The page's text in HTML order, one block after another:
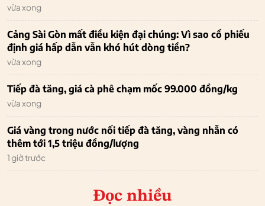
vừa xong
Cảng Sài Gòn mất điều kiện đại chúng: Vì sao cổ phiếu
định giá hấp dẫn vẫn khó hút dòng tiền?
vừa xong
Tiếp đà tăng, giá cà phê chạm mốc 99.000 đồng/kg
vừa xong
Giá vàng trong nước nối tiếp đà tăng, vàng nhẫn có
thêm tới 1,5 triệu đồng/lượng
1 giờ trước
Đọc nhiều